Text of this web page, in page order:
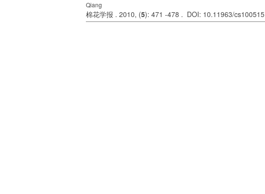
Qiang
棉花学报 . 2010, (5): 471 -478 . DOI: 10.11963/cs100515